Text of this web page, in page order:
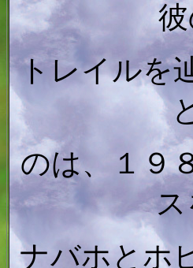
トレイルを
のは、１９
ナバホとホ